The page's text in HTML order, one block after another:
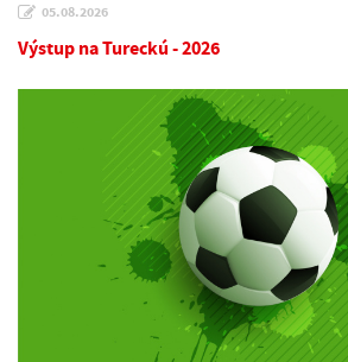
05.08.2026
Výstup na Tureckú - 2026